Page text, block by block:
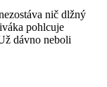
nič dlžný
pohlcuje
dávno neboli